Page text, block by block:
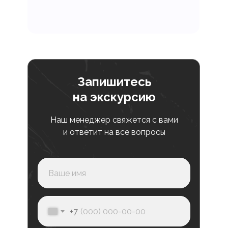
Запишитесь
на экскурсию
Наш менеджер свяжется с вами
и ответит на все вопросы
+7
Питание
10 000₽
В месяц